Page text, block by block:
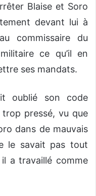
Blaise et Soro
devant lui à
commissaire du
ce qu’il en
ses mandats.
oublié son code
pressé, vu que
dans de mauvais
le savait pas tout
a travaillé comme